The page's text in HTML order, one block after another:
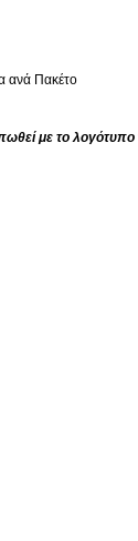
ανά Πακέτο
με το